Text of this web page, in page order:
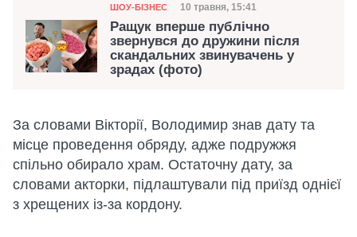
Категорія
ШОУ-БІЗНЕС Дата публікації
10 травня, 15:41
Ращук вперше публічно
звернувся до дружини після
скандальних звинувачень у
зрадах (фото)
За словами Вікторії, Володимир знав дату та
місце проведення обряду, адже подружжя
спільно обирало храм. Остаточну дату, за
словами акторки, підлаштували під приїзд однієї
з хрещених із-за кордону.